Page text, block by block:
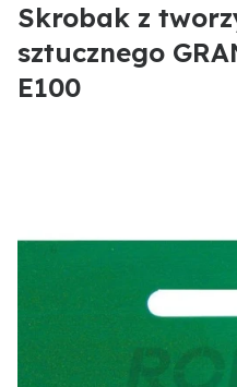
Skrobak z
sztucznego
E100